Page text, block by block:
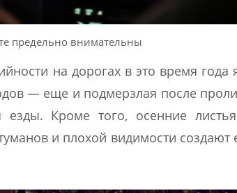
предельно внимательны
на дорогах в это время года
— еще и подмерзлая после
Кроме того, осенние
и плохой видимости